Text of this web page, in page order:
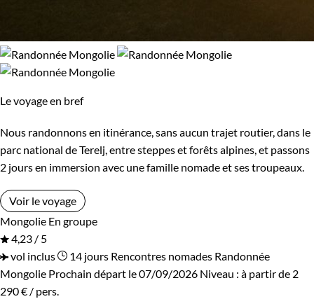
Une invitation au voyage, au grand voyage, celui des steppes
et des nomades, tels sont nos
voyages en Mongolie
Guide de voyage Mongolie
Confort
Bivouac, sous tente
Environnement
Forêts, collines, rivières et lacs
Neige
Le voyage en bref
Nous randonnons en itinérance, sans aucun trajet routier, dans le
parc national de Terelj, entre steppes et forêts alpines, et passons
2 jours en immersion avec une famille nomade et ses troupeaux.
Voir le voyage
Mongolie En groupe
4,23 / 5
vol inclus
14 jours Rencontres nomades Randonnée
Mongolie Prochain départ le 07/09/2026 Niveau : à partir de 2
290 € / pers.